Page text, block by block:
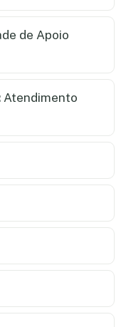
de Apoio
Atendimento